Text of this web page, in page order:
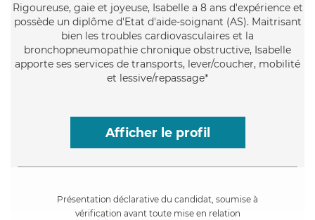
Rigoureuse, gaie et joyeuse, Isabelle a 8 ans d'expérience et
possède un diplôme d'Etat d'aide-soignant (AS). Maitrisant
bien les troubles cardiovasculaires et la
bronchopneumopathie chronique obstructive, Isabelle
apporte ses services de transports, lever/coucher, mobilité
et lessive/repassage*
Afficher le profil
Présentation déclarative du candidat, soumise à
vérification avant toute mise en relation